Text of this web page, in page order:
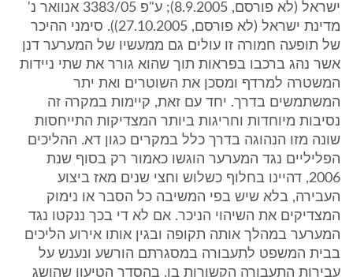
ישראל (לא פורסם, 8.9.2005); ע"פ 3383/05 אנוואר נ'
מדינת ישראל (לא פורסם, 27.10.2005)). סימני ההיכר
של תופעה חמורה זו עולים גם ממעשיו של המערער דנן
אשר נהג ברכבו בפראות תוך שהוא גורר את שתי ניידות
המשטרה למרדף ומסכן את השוטרים ואת יתר
המשתמשים בדרך. יחד עם זאת, קיימות במקרה זה
נסיבות מיוחדות וחריגות ביותר המצדיקות התייחסות
שונה מזו הנהוגה בדרך כלל במקרים כגון דא. ההליכים
הפליליים נגד המערער הוגשו כאמור רק בסוף שנת
2006, דהיינו בחלוף כשלוש וחצי שנים מאז ביצוע
העבירה, בלא שיש בפי המשיבה כל הסבר או נימוק
המצדיקים את השיהוי הניכר. אם לא די בכך ננקטו נגד
המערער במהלך אותה תקופה ובגין אותו אירוע הליכים
בבית המשפט לתעבורה במסגרתם הורשע ונענש על
עבירות התעבורה הקשורות בו. בהסדר הטיעון שהושג